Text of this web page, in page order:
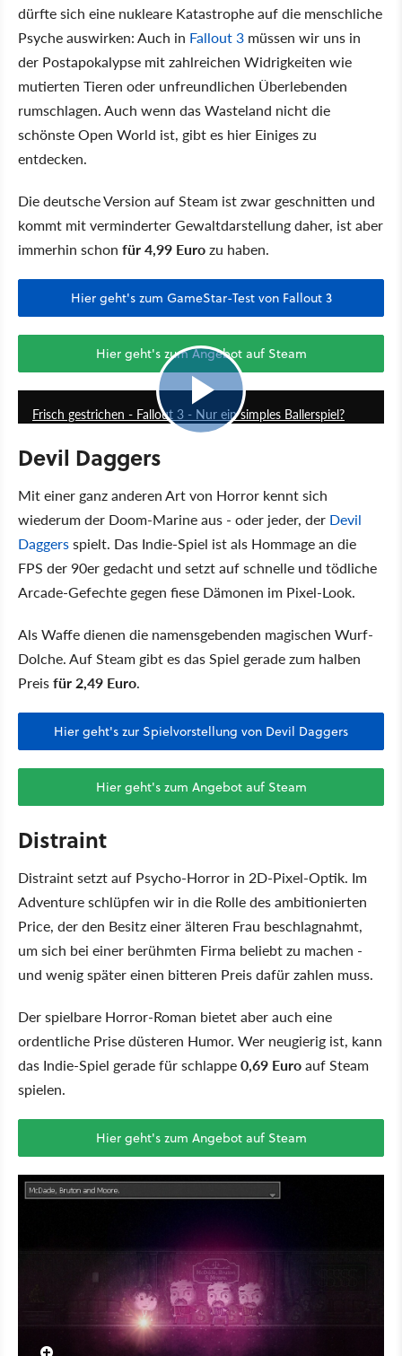
dürfte sich eine nukleare Katastrophe auf die menschliche
Psyche auswirken: Auch in Fallout 3 müssen wir uns in
der Postapokalypse mit zahlreichen Widrigkeiten wie
mutierten Tieren oder unfreundlichen Überlebenden
rumschlagen. Auch wenn das Wasteland nicht die
schönste Open World ist, gibt es hier Einiges zu
entdecken.
Die deutsche Version auf Steam ist zwar geschnitten und
kommt mit verminderter Gewaltdarstellung daher, ist aber
immerhin schon für 4,99 Eurozu haben.
Hier geht's zum GameStar-Test von Fallout 3
Hier geht's zum Angebot auf Steam
21:42
Frisch gestrichen - Fallout 3 - Nur ein simples Ballerspiel?
Devil Daggers
Mit einer ganz anderen Art von Horror kennt sich
wiederum der Doom-Marine aus - oder jeder, der Devil
Daggersspielt. Das Indie-Spiel ist als Hommage an die
FPS der 90er gedacht und setzt auf schnelle und tödliche
Arcade-Gefechte gegen fiese Dämonen im Pixel-Look.
Als Waffe dienen die namensgebenden magischen Wurf-
Dolche. Auf Steam gibt es das Spiel gerade zum halben
Preisfür 2,49 Euro.
Hier geht's zur Spielvorstellung von Devil Daggers
Hier geht's zum Angebot auf Steam
Distraint
Distraint setzt auf Psycho-Horror in 2D-Pixel-Optik. Im
Adventure schlüpfen wir in die Rolle des ambitionierten
Price, der den Besitz einer älteren Frau beschlagnahmt,
um sich bei einer berühmten Firma beliebt zu machen -
und wenig später einen bitteren Preis dafür zahlen muss.
Der spielbare Horror-Roman bietet aber auch eine
ordentliche Prise düsteren Humor. Wer neugierig ist, kann
das Indie-Spiel gerade für schlappe0,69 Euroauf Steam
spielen.
Hier geht's zum Angebot auf Steam